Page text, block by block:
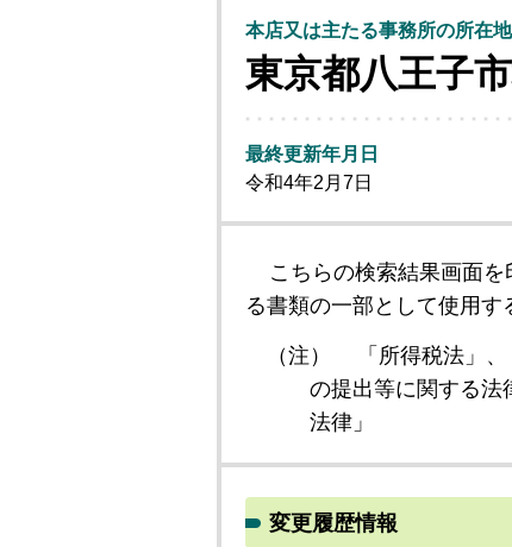
本店又は主たる事務所の所在地
東京都八王子
最終更新年月日
令和4年2月7日
こちらの検索結果画面
る書類の一部として使用す
（注）
「所得税法」
の提出等に関する法
法律」
変更履歴情報